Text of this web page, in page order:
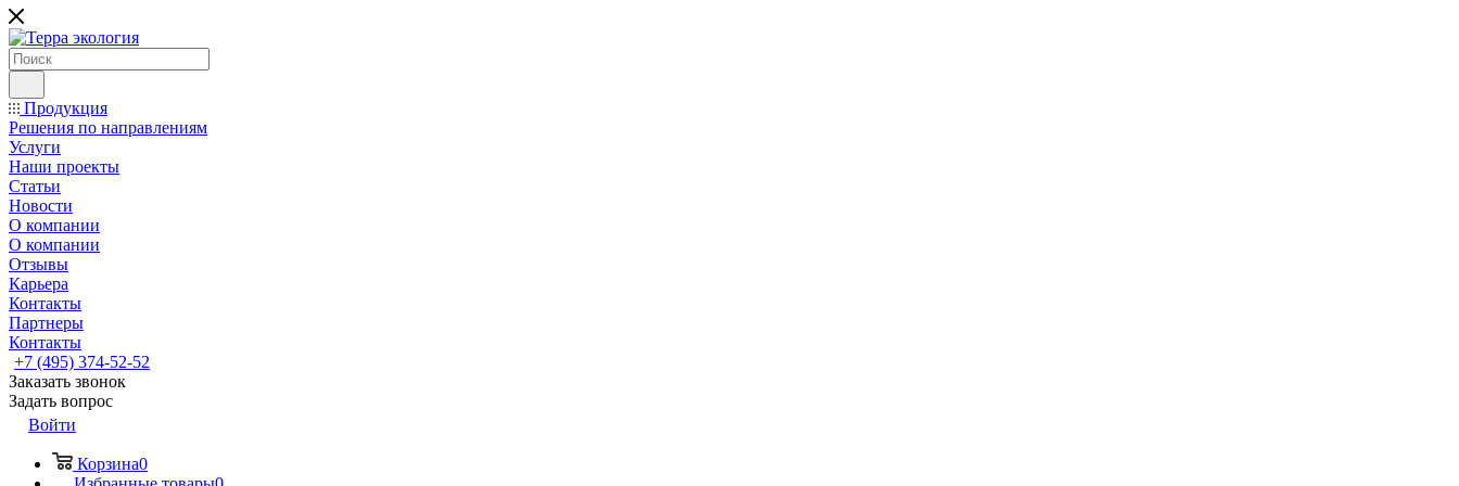
Продукция
Решения по направлениям
Услуги
Наши проекты
Статьи
Новости
О компании
О компании
Отзывы
Карьера
Контакты
Партнеры
Контакты
+7 (495) 374-52-52
Заказать звонок
Задать вопрос
Войти
Корзина0